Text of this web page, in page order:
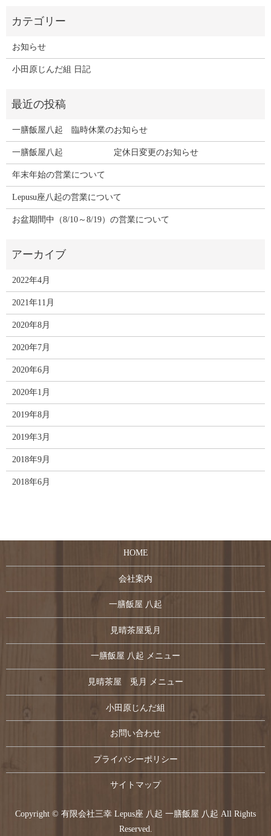
お知らせ
小田原じんだ組 日記
一膳飯屋八起 臨時休業のお知らせ
一膳飯屋八起 定休日変更のお知らせ
年末年始の営業について
Lepusu座八起の営業について
お盆期間中（8/10～8/19）の営業について
2022年4月
2021年11月
2020年8月
2020年7月
2020年6月
2020年1月
2019年8月
2019年3月
2018年9月
2018年6月
HOME
会社案内
一膳飯屋 八起
見晴茶屋兎月
一膳飯屋 八起 メニュー
見晴茶屋 兎月 メニュー
小田原じんだ組
お問い合わせ
プライバシーポリシー
サイトマップ
Copyright © 有限会社三幸 Lepus座 八起 一膳飯屋 八起 All Rights
Reserved.